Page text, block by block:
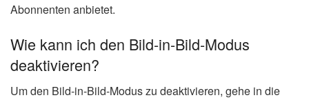
Abonnenten anbietet.
Wie kann ich den Bild-in-Bild-Modus
deaktivieren?
Um den Bild-in-Bild-Modus zu deaktivieren, gehe in die